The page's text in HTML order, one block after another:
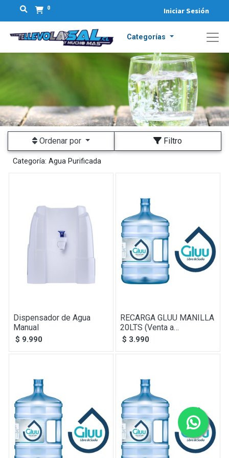
0 Iniciar Sesión
Categorías
Ordenar por Filtro
Categoría: Agua Purificada
Dispensador de Agua
Manual
$ 9.990
RECARGA GLUU MANILLA
20LTS (Venta a
DESPACHO, Se Reciben
$ 3.990